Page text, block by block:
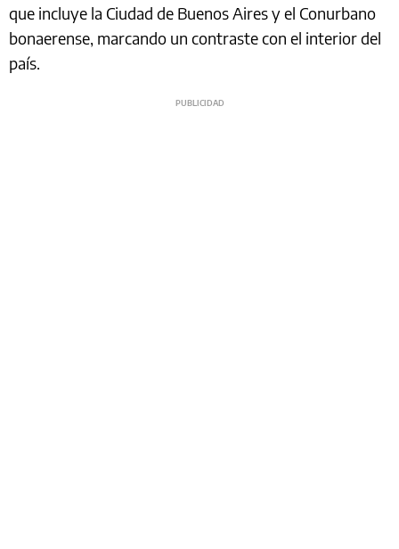
que incluye la Ciudad de Buenos Aires y el Conurbano
bonaerense, marcando un contraste con el interior del
país.